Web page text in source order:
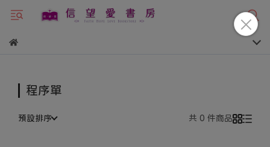
程序單
預設排序 共 0 件商品